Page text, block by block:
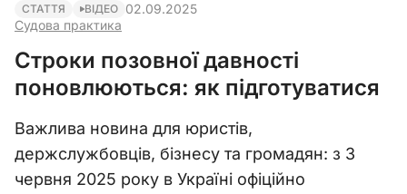
СТАТТЯ ВІДЕО
Судова практика
02.09.2025
Строки позовної давності
поновлюються: як підготуватися
Важлива новина для юристів,
держслужбовців, бізнесу та громадян: з 3
червня 2025 року в Україні офіційно